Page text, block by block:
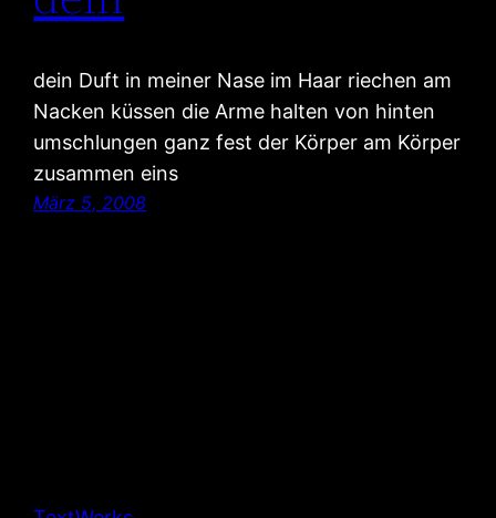
dein Duft in meiner Nase im Haar riechen am
Nacken küssen die Arme halten von hinten
umschlungen ganz fest der Körper am Körper
zusammen eins
März 5, 2008